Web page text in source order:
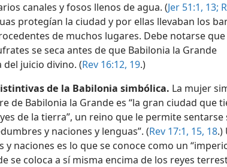
canales y fosos llenos de agua. (Jer 51:1, 13;
protegían la ciudad y por ellas llevaban los
de muchos lugares. Debe notarse que
se seca antes de que Babilonia la Grande
juicio divino. (Rev 16:12, 19.)
de la Babilonia simbólica. La mujer
de Babilonia la Grande es “la gran ciudad que
de la tierra”, un reino que le permite sentarse
y naciones y lenguas”. (Rev 17:1, 15, 18.)
naciones es lo que se conoce como un
se coloca a sí misma encima de los reyes